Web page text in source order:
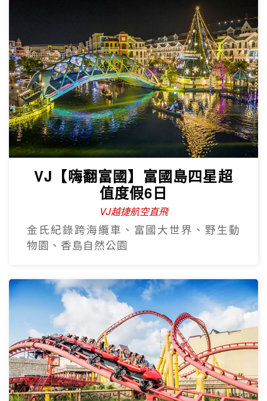
VJ【嗨翻富國】富國島四星超
值度假6日
VJ越捷航空直飛
金氏紀錄跨海纜車、富國大世界、野生動
物園、香島自然公園